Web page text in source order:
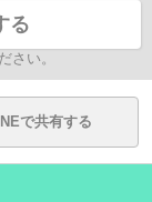
る
さい。
で共有する